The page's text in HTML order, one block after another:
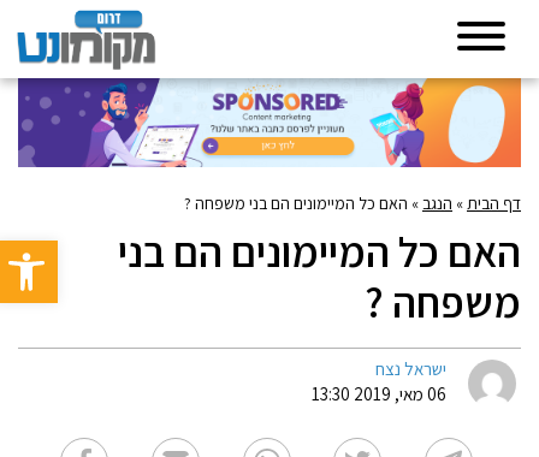
פתח
דף הבית» הנגב» האם כל המיימונים הם בני משפחה ?
האם כל המיימונים הם בני
משפחה ?
ישראל נצח
06 מאי, 2019 13:30